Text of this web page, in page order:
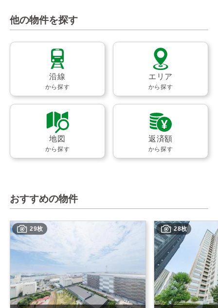
他の物件を探す
沿線
から探す
エリア
から探す
地図
から探す
返済額
から探す
おすすめの物件
29枚 28枚